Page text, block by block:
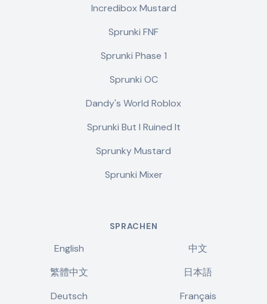
Incredibox Mustard
Sprunki FNF
Sprunki Phase 1
Sprunki OC
Dandy's World Roblox
Sprunki But I Ruined It
Sprunky Mustard
Sprunki Mixer
SPRACHEN
English
中文
繁體中文
日本語
Deutsch
Français